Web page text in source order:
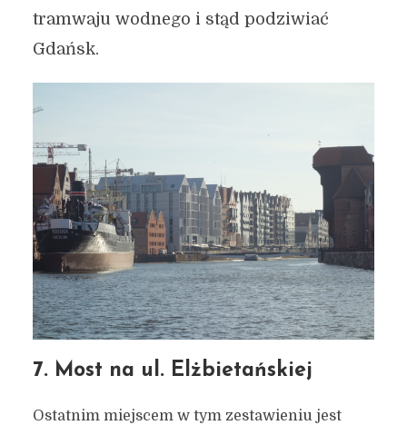
tramwaju wodnego i stąd podziwiać
Gdańsk.
7. Most na ul. Elżbietańskiej
Ostatnim miejscem w tym zestawieniu jest